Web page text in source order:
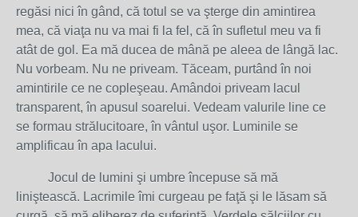
regăsi nici în gând, că totul se va şterge din amintirea
mea, că viaţa nu va mai fi la fel, că în sufletul meu va fi
atât de gol. Ea mă ducea de mână pe aleea de lângă lac.
Nu vorbeam. Nu ne priveam. Tăceam, purtând în noi
amintirile ce ne copleşeau. Amândoi priveam lacul
transparent, în apusul soarelui. Vedeam valurile line ce
se formau strălucitoare, în vântul uşor. Luminile se
amplificau în apa lacului.
Jocul de lumini şi umbre începuse să mă
liniştească. Lacrimile îmi curgeau pe faţă şi le lăsam să